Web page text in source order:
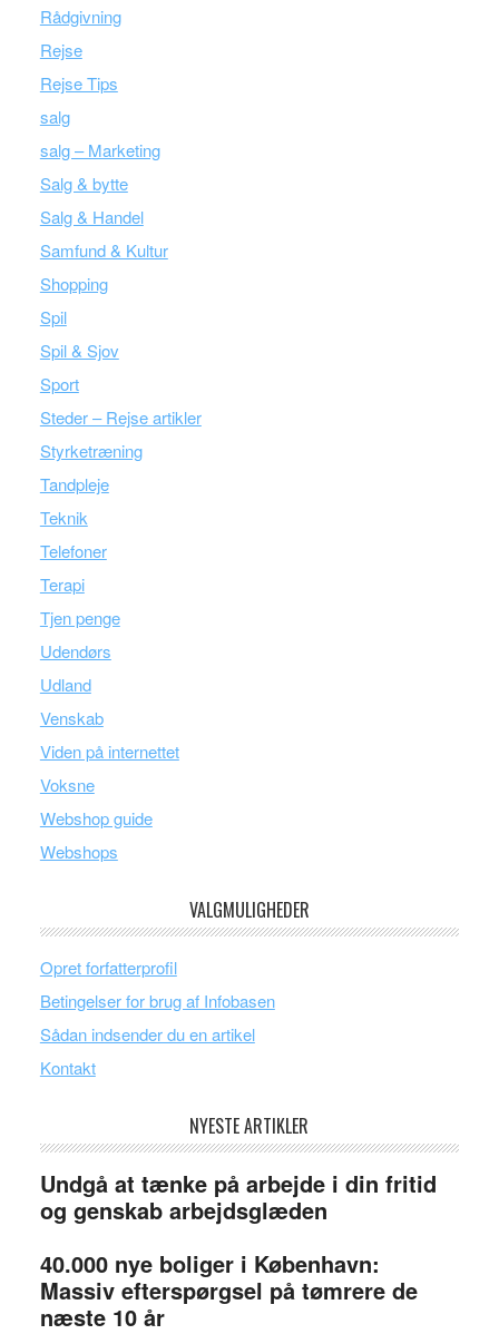
Rådgivning
Rejse
Rejse Tips
salg
salg – Marketing
Salg & bytte
Salg & Handel
Samfund & Kultur
Shopping
Spil
Spil & Sjov
Sport
Steder – Rejse artikler
Styrketræning
Tandpleje
Teknik
Telefoner
Terapi
Tjen penge
Udendørs
Udland
Venskab
Viden på internettet
Voksne
Webshop guide
Webshops
VALGMULIGHEDER
Opret forfatterprofil
Betingelser for brug af Infobasen
Sådan indsender du en artikel
Kontakt
NYESTE ARTIKLER
Undgå at tænke på arbejde i din fritid
og genskab arbejdsglæden
40.000 nye boliger i København:
Massiv efterspørgsel på tømrere de
næste 10 år